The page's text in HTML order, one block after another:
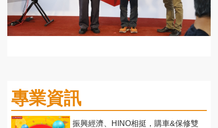
專業資訊
振興經濟、HINO相挺，購車&保修雙